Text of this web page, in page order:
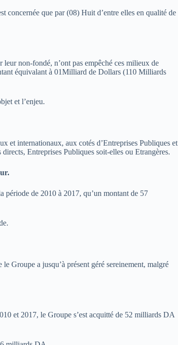
concernée que par (08) Huit d’entre elles en qualité de
non-fondé, n’ont pas empêché ces milieux de
équivalant à 01Milliard de Dollars (110 Milliards
et l’enjeu.
et internationaux, aux cotés d’Entreprises Publiques et
Entreprises Publiques soit-elles ou Etrangères.
période de 2010 à 2017, qu’un montant de 57
Groupe a jusqu’à présent géré sereinement, malgré
et 2017, le Groupe s’est acquitté de 52 milliards DA